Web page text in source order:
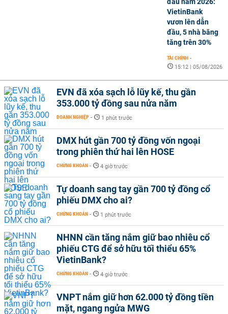
VietinBank
vươn lên dẫn
đầu, 5 nhà băng
tăng trên 30%
TÀI CHÍNH -
15:12 | 05/08/2026
EVN đã xóa sạch lỗ lũy kế, thu gần
353.000 tỷ đồng sau nửa năm
DOANH NGHIỆP - 1 phút trước
DMX hút gần 700 tỷ đồng vốn ngoại
trong phiên thứ hai lên HOSE
CHỨNG KHOÁN - 4 giờ trước
Tự doanh sang tay gần 700 tỷ đồng cổ
phiếu DMX cho ai?
CHỨNG KHOÁN - 1 phút trước
NHNN cần tăng nắm giữ bao nhiêu cổ
phiếu CTG để sở hữu tối thiểu 65%
VietinBank?
CHỨNG KHOÁN - 4 giờ trước
VNPT nắm giữ hơn 62.000 tỷ đồng tiền
mặt, ngang ngửa MWG